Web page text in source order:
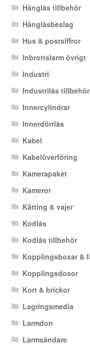
Hänglås tillbehör
Hänglåsbeslag
Hus & postsiffror
Inbrottslarm övrigt
Industri
Industrilås tillbehör
Innercylindrar
Innerdörrlås
Kabel
Kabelöverföring
Kamerapaket
Kameror
Kätting & vajer
Kodlås
Kodlås tillbehör
Kopplingsboxar &
Kopplingsdosor
Kort & brickor
Lagringsmedia
Larmdon
Larmsändare